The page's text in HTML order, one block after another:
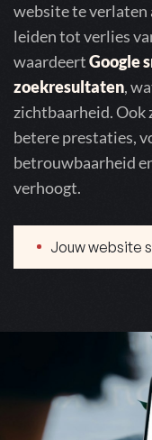
website te verlaten
leiden tot verlies
waardeertGoogle
zoekresultaten,
zichtbaarheid. Ook
betere prestaties,
betrouwbaarheid
verhoogt.
Jouw website